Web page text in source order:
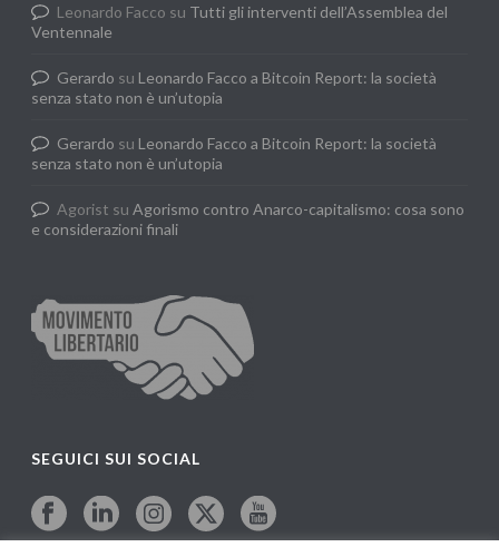
Leonardo Facco su Tutti gli interventi dell’Assemblea del
Ventennale
Gerardo su Leonardo Facco a Bitcoin Report: la società
senza stato non è un’utopia
Gerardo su Leonardo Facco a Bitcoin Report: la società
senza stato non è un’utopia
Agorist suAgorismo contro Anarco-capitalismo: cosa sono
e considerazioni finali
SEGUICI SUI SOCIAL